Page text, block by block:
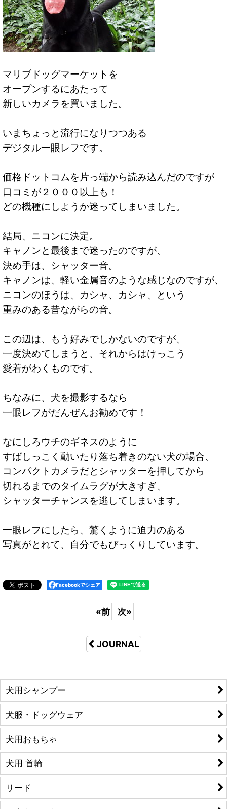
マリブドッグマーケットを
オープンするにあたって
新しいカメラを買いました。
いまちょっと流行になりつつある
デジタル一眼レフです。
価格ドットコムを片っ端から読み込んだのですが
口コミが２０００以上も！
どの機種にしようか迷ってしまいました。
結局、ニコンに決定。
キャノンと最後まで迷ったのですが、
決め手は、シャッター音。
キャノンは、軽い金属音のような感じなのですが、
ニコンのほうは、カシャ、カシャ、という
重みのある昔ながらの音。
この辺は、もう好みでしかないのですが、
一度決めてしまうと、それからはけっこう
愛着がわくものです。
ちなみに、犬を撮影するなら
一眼レフがだんぜんお勧めです！
なにしろウチのギネスのように
すばしっこく動いたり落ち着きのない犬の場合、
コンパクトカメラだとシャッターを押してから
切れるまでのタイムラグが大きすぎ、
シャッターチャンスを逃してしまいます。
一眼レフにしたら、驚くように迫力のある
写真がとれて、自分でもびっくりしています。
Facebookでシェア
«前 次»
JOURNAL
犬用シャンプー
犬服・ドッグウェア
犬用おもちゃ
犬用 首輪
リード